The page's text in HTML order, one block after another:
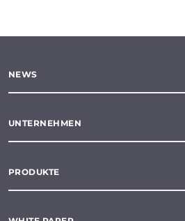
NEWS
UNTERNEHMEN
PRODUKTE